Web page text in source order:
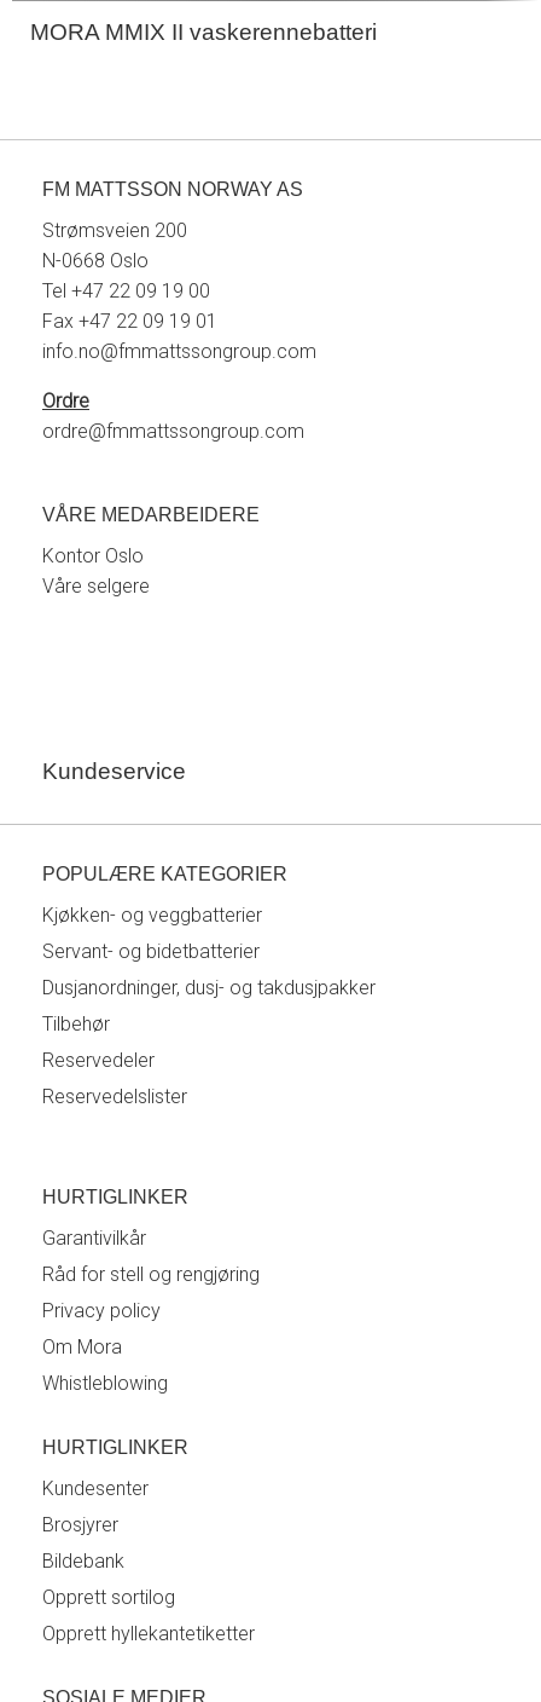
MORA MMIX II vaskerennebatteri
FM MATTSSON NORWAY AS
Strømsveien 200
N-0668 Oslo
Tel +47 22 09 19 00
Fax +47 22 09 19 01
info.no@fmmattssongroup.com
Ordre
ordre@fmmattssongroup.com
VÅRE MEDARBEIDERE
Kontor Oslo
Våre selgere
Kundeservice
POPULÆRE KATEGORIER
Kjøkken- og veggbatterier
Servant- og bidetbatterier
Dusjanordninger, dusj- og takdusjpakker
Tilbehør
Reservedeler
Reservedelslister
HURTIGLINKER
Garantivilkår
Råd for stell og rengjøring
Privacy policy
Om Mora
Whistleblowing
HURTIGLINKER
Kundesenter
Brosjyrer
Bildebank
Opprett sortilog
Opprett hyllekantetiketter
SOSIALE MEDIER